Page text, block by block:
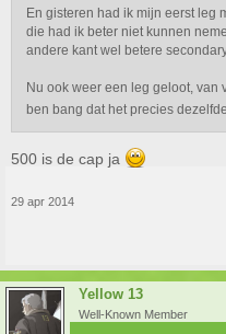
En gisteren had ik mijn eerst leg
die had ik beter niet kunnen
andere kant wel betere
Nu ook weer een leg geloot, van
ben bang dat het precies
500 is de cap ja
29 apr 2014
Yellow 13
Well-Known Member